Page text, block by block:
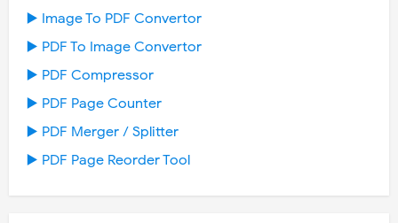
▶️ Image To PDF Convertor
▶️ PDF To Image Convertor
▶️ PDF Compressor
▶️ PDF Page Counter
▶️ PDF Merger / Splitter
▶️ PDF Page Reorder Tool